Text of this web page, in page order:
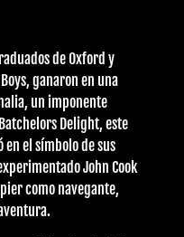
de Oxford y
ganaron en una
un imponente
Delight, este
en el símbolo de sus
John Cook
como navegante,